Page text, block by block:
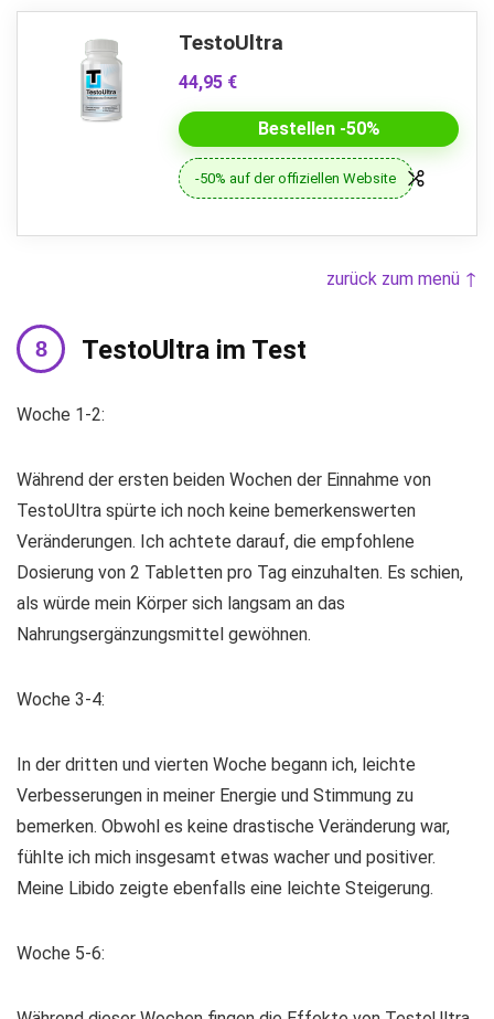
TestoUltra
44,95 €
Bestellen -50%
-50% auf der offiziellen Website
zurück zum menü ↑
TestoUltra im Test
Woche 1-2:
Während der ersten beiden Wochen der Einnahme von
TestoUltra spürte ich noch keine bemerkenswerten
Veränderungen. Ich achtete darauf, die empfohlene
Dosierung von 2 Tabletten pro Tag einzuhalten. Es schien,
als würde mein Körper sich langsam an das
Nahrungsergänzungsmittel gewöhnen.
Woche 3-4:
In der dritten und vierten Woche begann ich, leichte
Verbesserungen in meiner Energie und Stimmung zu
bemerken. Obwohl es keine drastische Veränderung war,
fühlte ich mich insgesamt etwas wacher und positiver.
Meine Libido zeigte ebenfalls eine leichte Steigerung.
Woche 5-6: